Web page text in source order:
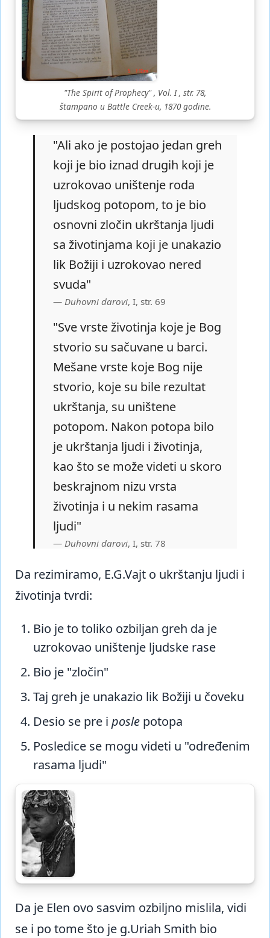
"The Spirit of Prophecy" , Vol. I , str. 78,
štampano u Battle Creek-u, 1870 godine.
"Ali ako je postojao jedan greh
koji je bio iznad drugih koji je
uzrokovao uništenje roda
ljudskog potopom, to je bio
osnovni zločin ukrštanja ljudi
sa životinjama koji je unakazio
lik Božiji i uzrokovao nered
svuda"
Duhovni darovi, I, str. 69
"Sve vrste životinja koje je Bog
stvorio su sačuvane u barci.
Mešane vrste koje Bog nije
stvorio, koje su bile rezultat
ukrštanja, su uništene
potopom. Nakon potopa bilo
je ukrštanja ljudi i životinja,
kao što se može videti u skoro
beskrajnom nizu vrsta
životinja i u nekim rasama
ljudi"
Duhovni darovi, I, str. 78
Da rezimiramo, E.G.Vajt o ukrštanju ljudi i
životinja tvrdi:
Bio je to toliko ozbiljan greh da je
uzrokovao uništenje ljudske rase
Bio je "zločin"
Taj greh je unakazio lik Božiji u čoveku
Desio se pre i posle potopa
Posledice se mogu videti u "određenim
rasama ljudi"
Da je Elen ovo sasvim ozbiljno mislila, vidi
se i po tome što je g.Uriah Smith bio